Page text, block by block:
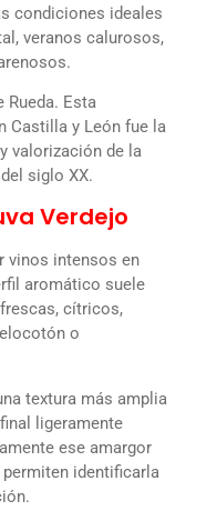
condiciones ideales
veranos calurosos,
Rueda. Esta
Castilla y León fue la
valorización de la
siglo XX.
Verdejo
vinos intensos en
aromático suele
cítricos,
o
textura más amplia
ligeramente
ese amargor
identificarla